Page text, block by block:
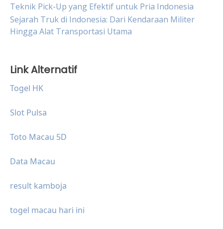
Teknik Pick-Up yang Efektif untuk Pria Indonesia
Sejarah Truk di Indonesia: Dari Kendaraan Militer
Hingga Alat Transportasi Utama
Link Alternatif
Togel HK
Slot Pulsa
Toto Macau 5D
Data Macau
result kamboja
togel macau hari ini